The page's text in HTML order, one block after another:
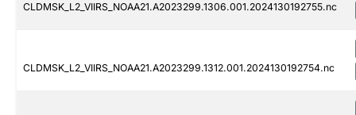
CLDMSK_L2_VIIRS_NOAA21.A2023299.1306.001.2024130192755.nc
CLDMSK_L2_VIIRS_NOAA21.A2023299.1312.001.2024130192754.nc